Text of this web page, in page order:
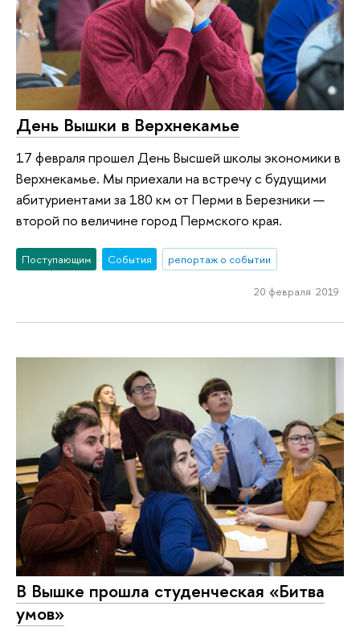
День Вышки в Верхнекамье
17 февраля прошел День Высшей школы экономики в
Верхнекамье. Мы приехали на встречу с будущими
абитуриентами за 180 км от Перми в Березники —
второй по величине город Пермского края.
Поступающим События репортаж о событии
20 февраля 2019
В Вышке прошла студенческая «Битва
умов»